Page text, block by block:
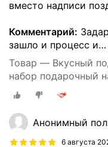
вместо надписи
Комментарий:
зашло и процесс и…
Товар — Вкусный
набор подарочный
Анонимный
6 августа